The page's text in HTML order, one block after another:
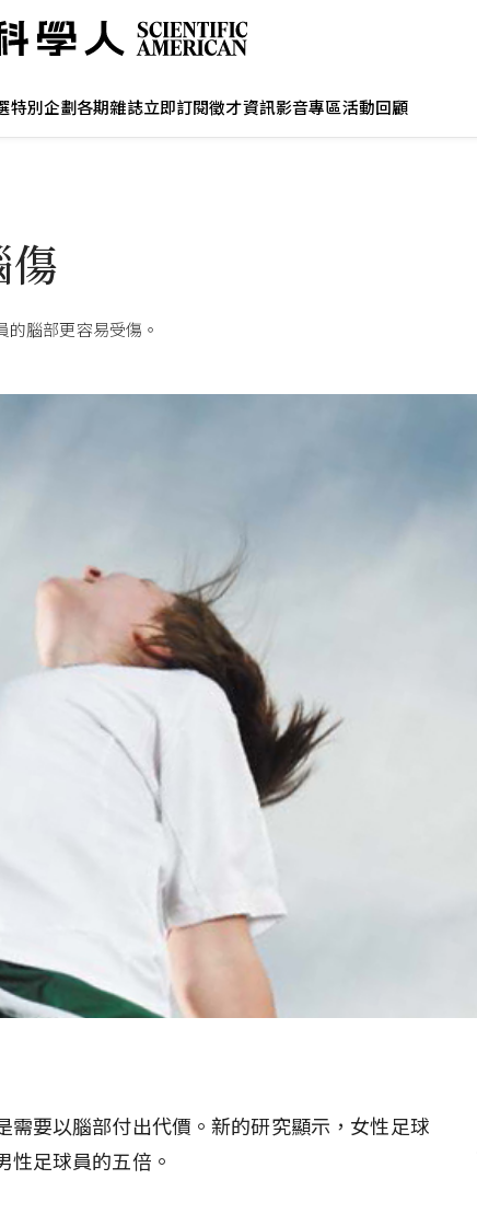
特別企劃各期雜誌立即訂閱徵才資訊影音專區活動回顧
傷
的腦部更容易受傷。
需要以腦部付出代價。新的研究顯示，女性足球
性足球員的五倍。